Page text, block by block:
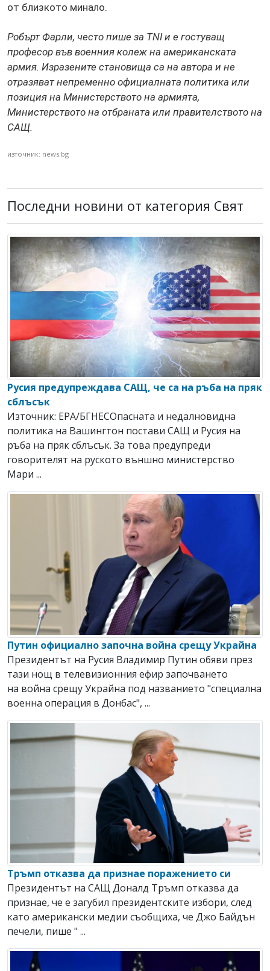
от близкото минало.
Робърт Фарли, често пише за TNI и е гостуващ
професор във военния колеж на американската
армия. Изразените становища са на автора и не
отразяват непременно официалната политика или
позиция на Министерството на армията,
Министерството на отбраната или правителството на
САЩ.
източник: news.bg
Последни новини от категория Свят
Русия предупреждава САЩ, че са на ръба на пряк
сблъсък
Източник: EPA/БГНЕСОпасната и недалновидна
политика на Вашингтон постави САЩ и Русия на
ръба на пряк сблъсък. За това предупреди
говорителят на руското външно министерство
Мари ...
Путин официално започна война срещу Украйна
Президентът на Русия Владимир Путин обяви през
тази нощ в телевизионния ефир започването
на война срещу Украйна под названието "специална
военна операция в Донбас", ...
Тръмп отказва да признае поражението си
Президентът на САЩ Доналд Тръмп отказва да
признае, че е загубил президентските избори, след
като американски медии съобщиха, че Джо Байдън
печели, пише " ...